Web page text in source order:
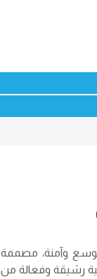
وآمنة، مصممة
رشيقة وفعالة من